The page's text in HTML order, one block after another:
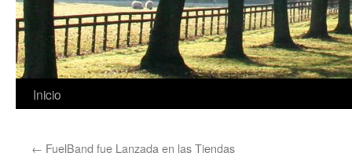
Saltar
contenido
Inicio
← FuelBand fue Lanzada en las Tiendas